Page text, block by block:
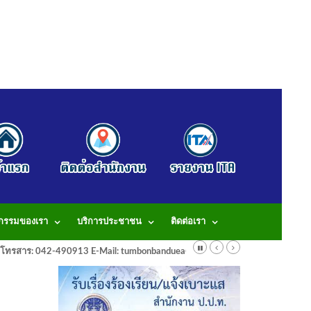
รรมของเรา บริการประชาชน ติดต่อเรา
สาร: 042-490913 E-Mail: tumbonbanduea@gmail.com